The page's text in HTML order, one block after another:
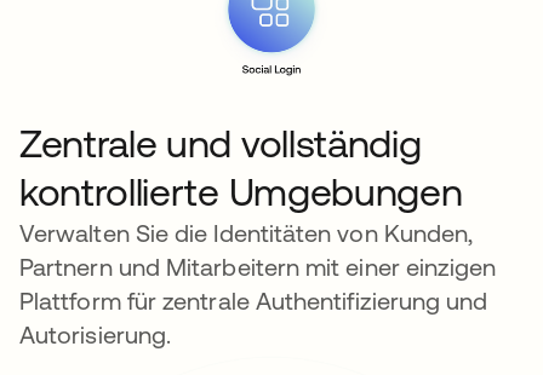
Zentrale und vollständig
kontrollierte Umgebungen
Verwalten Sie die Identitäten von Kunden,
Partnern und Mitarbeitern mit einer einzigen
Plattform für zentrale Authentifizierung und
Autorisierung.